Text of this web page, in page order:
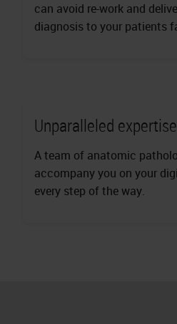
can avoid re-work and
diagnosis to your patients
Unparalleled
A team of anatomic
accompany you on your
every step of the way.